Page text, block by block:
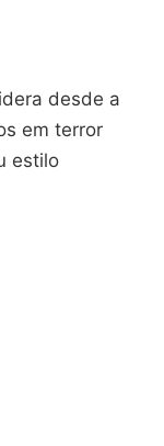
desde a
em terror
estilo